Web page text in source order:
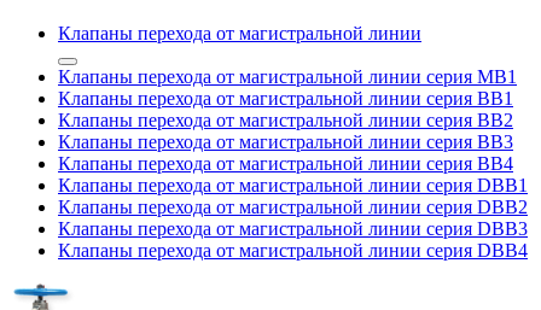
Клапаны перехода от магистральной линии
Клапаны перехода от магистральной линии серия MB1
Клапаны перехода от магистральной линии серия BB1
Клапаны перехода от магистральной линии серия BB2
Клапаны перехода от магистральной линии серия BB3
Клапаны перехода от магистральной линии серия BB4
Клапаны перехода от магистральной линии серия DBB1
Клапаны перехода от магистральной линии серия DBB2
Клапаны перехода от магистральной линии серия DBB3
Клапаны перехода от магистральной линии серия DBB4